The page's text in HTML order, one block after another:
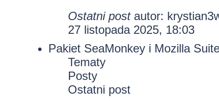
Ostatni postautor:
27 listopada 2025, 18:03
Pakiet SeaMonkey i Mozilla
Tematy
Posty
Ostatni post